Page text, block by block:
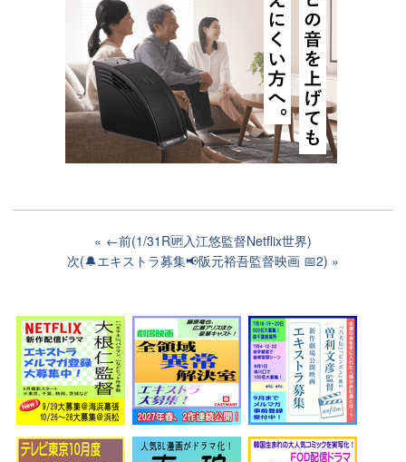
←前(1/31R🆙入江悠監督Netflix世界)
次(🔔エキストラ募集📢阪元裕吾監督映画 📅2)